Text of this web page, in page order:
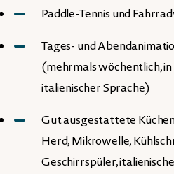
Paddle-Tennis und
Tages- und
(mehrmals wöchentlich,
italienischer Sprache)
Gut ausgestattete
Herd, Mikrowelle,
Geschirrspüler,